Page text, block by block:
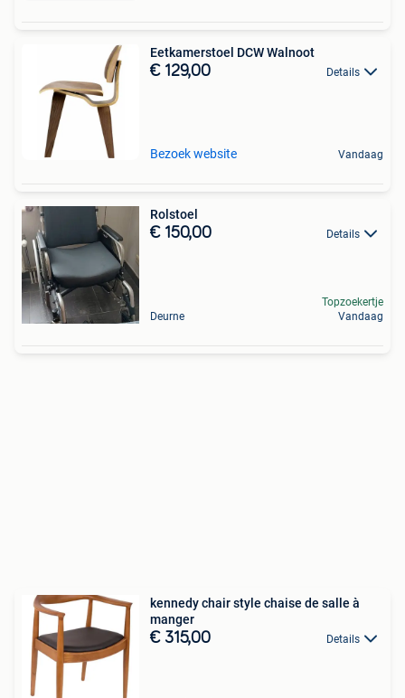
Eetkamerstoel DCW Walnoot
€ 129,00 Details
Bezoek website Vandaag
Rolstoel
€ 150,00 Details
Deurne
Topzoekertje
Vandaag
kennedy chair style chaise de salle à
manger
€ 315,00 Details